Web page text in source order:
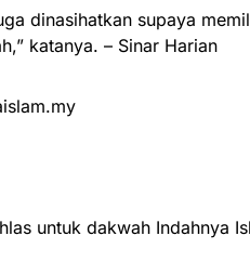
dinasihatkan supaya
katanya. – Sinar Harian
untuk dakwah Indahnya